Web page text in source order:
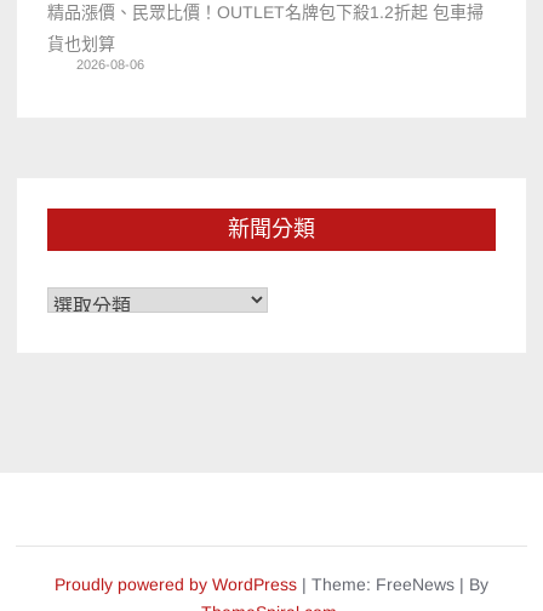
精品漲價、民眾比價！OUTLET名牌包下殺1.2折起 包車掃
貨也划算
2026-08-06
新聞分類
新
Proudly powered by WordPress | Theme: FreeNews | By